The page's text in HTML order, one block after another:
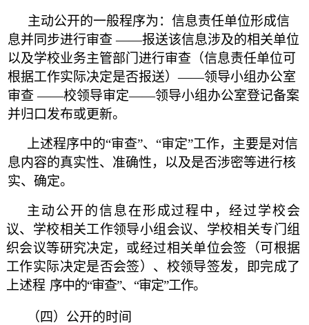
主动公开的一般程序为：信息责任单位形成信
息并同步进行审查 ——报送该信息涉及的相关单位
以及学校业务主管部门进行审查（信息责任单位可
根据工作实际决定是否报送）——领导小组办公室
审查 ——校领导审定——领导小组办公室登记备案
并归口发布或更新。
上述程序中的“审查”、 “审定”工作，主要是对信
息内容的真实性、准确性，以及是否涉密等进行核
实、确定。
主动公开的信息在形成过程中，经过学校会
议、学校相关工作领导小组会议、学校相关专门组
织会议等研究决定，或经过相关单位会签（可根据
工作实际决定是否会签）、校领导签发，即完成了
上述程 序中的“审查”、 “审定”工作。
（四）公开的时间